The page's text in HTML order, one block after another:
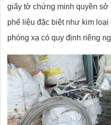
giấy tờ chứng minh quyền
phế liệu đặc biệt như kim
phóng xạ có quy định riêng